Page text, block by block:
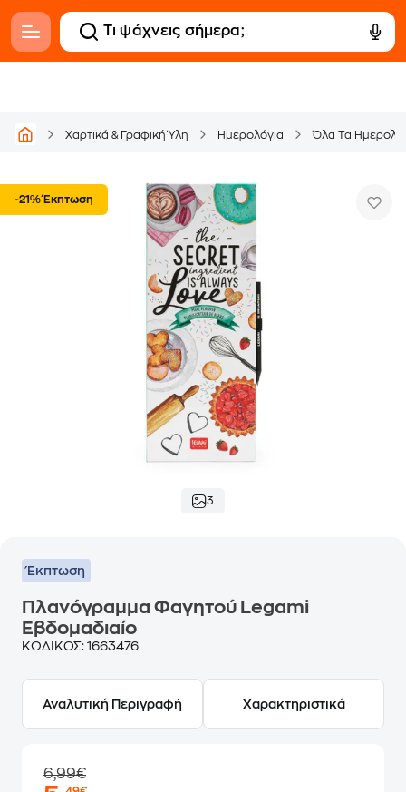
Χαρτικά & Γραφική Ύλη Ημερολόγια Όλα Τα
-21% Έκπτωση
3
Έκπτωση
Πλανόγραμμα Φαγητού Legami
Εβδομαδιαίο
ΚΩΔΙΚΟΣ: 1663476
Αναλυτική Περιγραφή Χαρακτηριστικά
6,99€